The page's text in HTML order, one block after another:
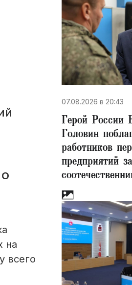
О
на
всего
07.08.2026 в 20:43
Герой России
Головин
работников
предприятий